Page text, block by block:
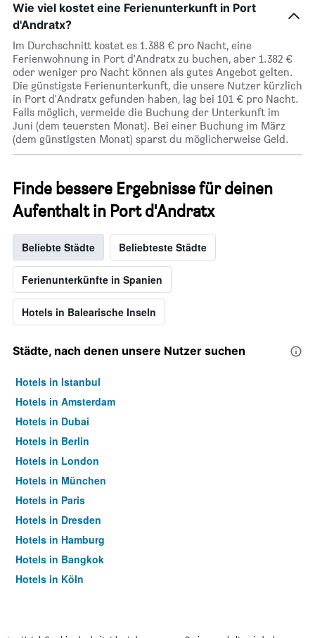
Wie viel kostet eine Ferienunterkunft in Port
d'Andratx?
Im Durchschnitt kostet es 1.388 € pro Nacht, eine
Ferienwohnung in Port d'Andratx zu buchen, aber 1.382 €
oder weniger pro Nacht können als gutes Angebot gelten.
Die günstigste Ferienunterkunft, die unsere Nutzer kürzlich
in Port d'Andratx gefunden haben, lag bei 101 € pro Nacht.
Falls möglich, vermeide die Buchung der Unterkunft im
Juni (dem teuersten Monat). Bei einer Buchung im März
(dem günstigsten Monat) sparst du möglicherweise Geld.
Finde bessere Ergebnisse für deinen
Aufenthalt in Port d'Andratx
Beliebte Städte Beliebteste Städte
Ferienunterkünfte in Spanien
Hotels in Balearische Inseln
Städte, nach denen unsere Nutzer suchen
Hotels in Istanbul
Hotels in Amsterdam
Hotels in Dubai
Hotels in Berlin
Hotels in London
Hotels in München
Hotels in Paris
Hotels in Dresden
Hotels in Hamburg
Hotels in Bangkok
Hotels in Köln